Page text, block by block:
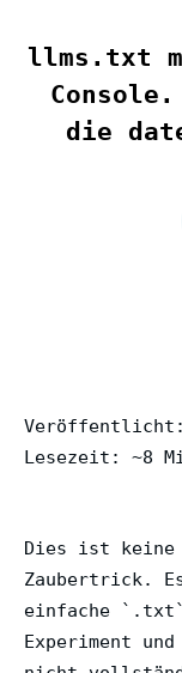
llms.txt
die
Veröffentlicht:
Lesezeit: ~8
Dies ist keine
Zaubertrick.
einfache
Experiment